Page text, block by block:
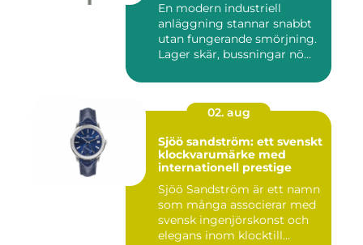
En modern industriell
anläggning stannar snabbt
utan fungerande smörjning.
Lager skär, bussningar nö...
02. aug
Sjöö sandström: ett svenskt
klockvarumärke med
internationell prestige
Sjöö Sandström är ett namn
som många associerar med
svensk ingenjörskonst och
elegans inom klocktill...